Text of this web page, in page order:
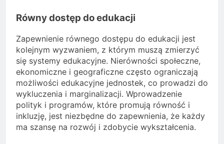
Równy dostęp do edukacji
Zapewnienie równego dostępu do edukacji jest
kolejnym wyzwaniem, z którym muszą zmierzyć
się systemy edukacyjne. Nierówności społeczne,
ekonomiczne i geograficzne często ograniczają
możliwości edukacyjne jednostek, co prowadzi do
wykluczenia i marginalizacji. Wprowadzenie
polityk i programów, które promują równość i
inkluzję, jest niezbędne do zapewnienia, że każdy
ma szansę na rozwój i zdobycie wykształcenia.